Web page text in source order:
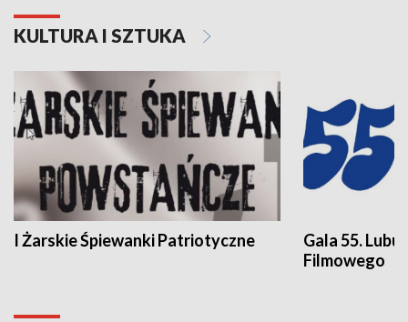
KULTURA I SZTUKA
I Żarskie Śpiewanki Patriotyczne
Gala 55.
Filmowego